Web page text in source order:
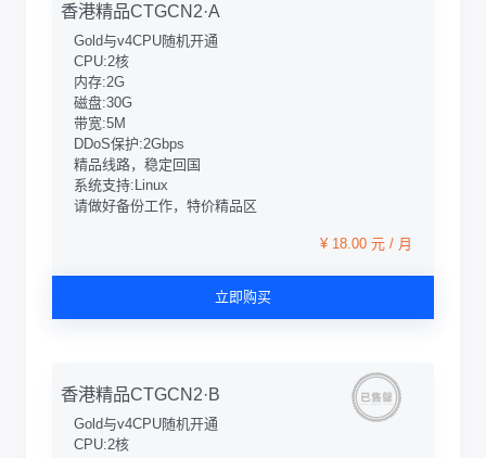
香港精品CTGCN2·A
Gold与v4CPU随机开通
CPU:2核
内存:2G
磁盘:30G
带宽:5M
DDoS保护:2Gbps
精品线路，稳定回国
系统支持:Linux
请做好备份工作，特价精品区
¥ 18.00 元 / 月
立即购买
香港精品CTGCN2·B
Gold与v4CPU随机开通
CPU:2核